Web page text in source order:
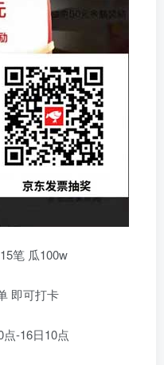
笔 瓜100w
即可打卡
-16日10点